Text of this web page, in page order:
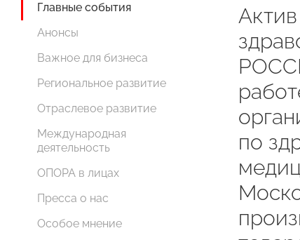
Главные события
Анонсы
Важное для бизнеса
Региональное развитие
Отраслевое развитие
Международная
деятельность
ОПОРА в лицах
Пресса о нас
Особое мнение
по